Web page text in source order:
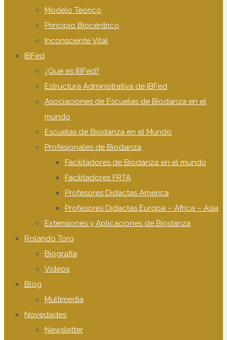
Modelo Teórico
Principio Biocéntrico
Inconsciente Vital
IBFed
¿Qué es IBFed?
Estructura Administrativa de IBFed
Asociaciones de Escuelas de Biodanza en el
mundo
Escuelas de Biodanza en el Mundo
Profesionales de Biodanza
Facilitadores de Biodanza en el mundo
Facilitadores FRTA
Profesores Didactas America
Profesores Didactas Europa – África – Asia
Extensiones y Aplicaciones de Biodanza
Rolando Toro
Biografía
Videos
Blog
Multimedia
Novedades
Newsletter